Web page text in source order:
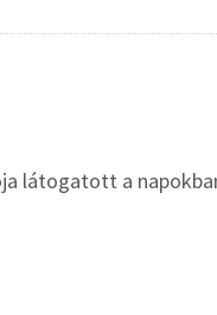
látogatott a